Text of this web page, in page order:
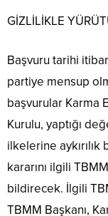
GİZLİLİKLE
Başvuru tarihi
partiye mensup
başvurular Karma
Kurulu, yaptığı
ilkelerine aykırılık
kararını ilgili
bildirecek. İlgili
TBMM Başkanı,